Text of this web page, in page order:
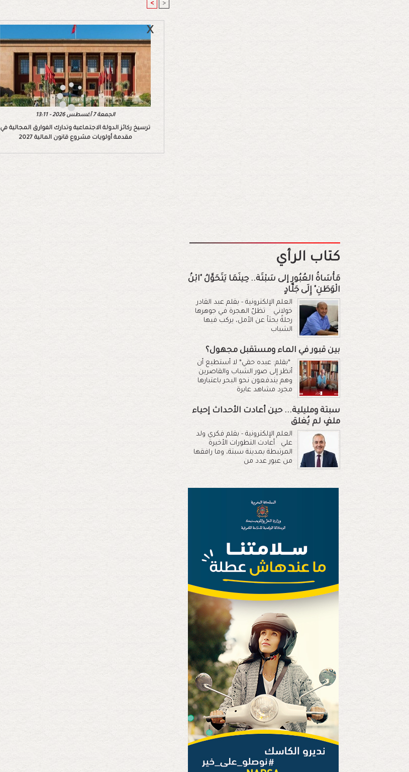
< >
الجمعة 7 أغسطس 2026 - 13:11
ترسيخ ركائز الدولة الاجتماعية وتدارك الفوارق المجالية في
مقدمة أولويات مشروع قانون المالية 2027
كتاب الرأي
مَأْسَاةُ العُبُورِ إلى سَبْتَة.. حِينَمَا يَتَحَوَّلُ "ابْنُ
الْوَطَنِ" إِلَى جَلَّادٍ
العلم الإلكترونية - بقلم عبد القادر
خولاني تظلّ الهجرة في جوهرها
رحلةً بحثاً عن الأمل، يركب فيها
الشباب
بين قبور في الماء ومستقبل مجهول؟
*بقلم: عبده حقي* لا أستطيع أن
أنظر إلى صور الشباب والقاصرين
وهم يندفعون نحو البحر باعتبارها
مجرد مشاهد عابرة
سبتة ومليلية... حين أعادت الأحداث إحياء
ملفٍ لم يُغلق
العلم الإلكترونية - بقلم فكري ولد
علي أعادت التطورات الأخيرة
المرتبطة بمدينة سبتة، وما رافقها
من عبور عدد من